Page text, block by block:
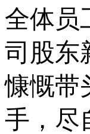
全体员
司股东
慷慨带
手，尽